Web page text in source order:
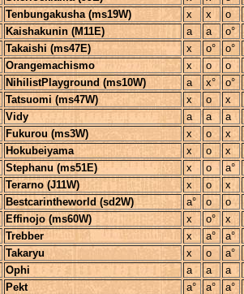
Tenbungakusha (ms19W) x x
o
Kaishakunin (M11E) a a
o°
Takaishi (ms47E) x o°
o°
Orangemachismo x o
o
NihilistPlayground (ms10W) a x°
o°
Tatsuomi (ms47W) x o
x
Vidy a a
a
Fukurou (ms3W) x o
x
Hokubeiyama x o
x
Stephanu (ms51E) x o
a°
Terarno (J11W) x o
x
Bestcarintheworld (sd2W) a° o
o
Effinojo (ms60W) x o°
x
Trebber x a°
a°
Takaryu x o
a°
Ophi a a
a
Pekt a° a° a°